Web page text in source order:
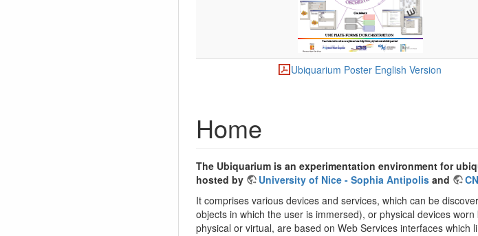
Ubiquarium Poster English Version
Home
The Ubiquarium is an experimentation environment for
hosted by
University of Nice - Sophia Antipolis and
It comprises various devices and services, which can be
objects in which the user is immersed), or physical devices
physical or virtual, are based on Web Services interfaces which